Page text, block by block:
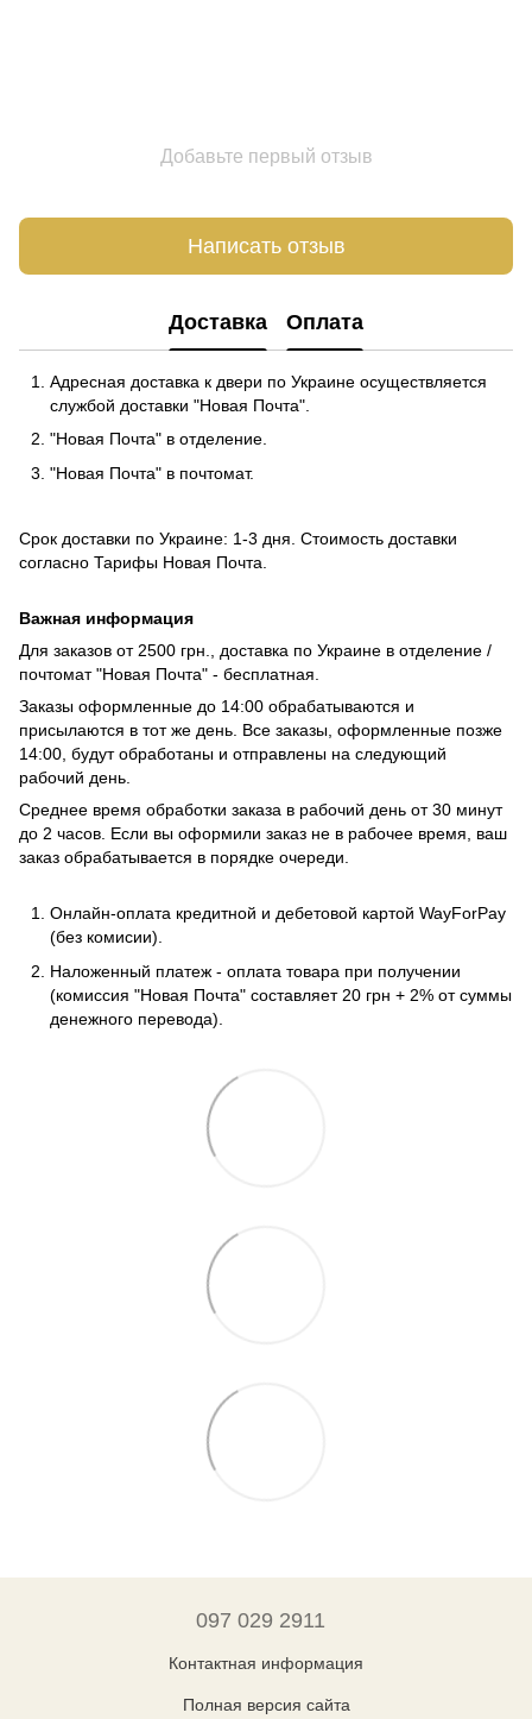
Добавьте первый отзыв
Написать отзыв
Доставка Оплата
Адресная доставка к двери по Украине осуществляется
службой доставки "Новая Почта".
"Новая Почта" в отделение.
"Новая Почта" в почтомат.
Срок доставки по Украине: 1-3 дня. Стоимость доставки
согласно Тарифы Новая Почта
Важная информация
Для заказов от 2500 грн., доставка по Украине в отделение /
почтомат "Новая Почта" - бесплатная.
Заказы оформленные до 14:00 обрабатываются и
присылаются в тот же день. Все заказы, оформленные позже
14:00, будут обработаны и отправлены на следующий
рабочий день.
Среднее время обработки заказа в рабочий день от 30 минут
до 2 часов. Если вы оформили заказ не в рабочее время, ваш
заказ обрабатывается в порядке очереди.
Онлайн-оплата кредитной и дебетовой картой WayForPay
(без комисии).
Наложенный платеж - оплата товара при получении
(комиссия "Новая Почта" составляет 20 грн + 2% от суммы
денежного перевода).
097 029 2911
Контактная информация
Полная версия сайта